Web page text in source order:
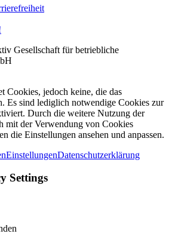
Gesellschaft für betriebliche
Cookies, jedoch keine, die das
Es sind lediglich notwendige Cookies zur
Durch die weitere Nutzung der
mit der Verwendung von Cookies
die Einstellungen ansehen und anpassen.
EinstellungenDatenschutzerklärung
Settings